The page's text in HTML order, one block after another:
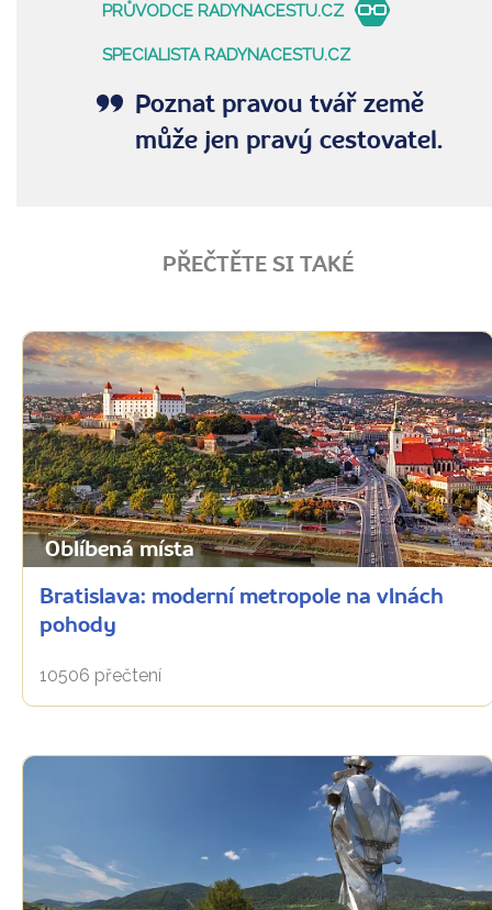
PRŮVODCE RADYNACESTU.CZ
SPECIALISTA RADYNACESTU.CZ
Poznat pravou tvář země
může jen pravý cestovatel.
PŘEČTĚTE SI TAKÉ
Oblíbená místa
Bratislava: moderní metropole na vlnách
pohody
10506 přečtení